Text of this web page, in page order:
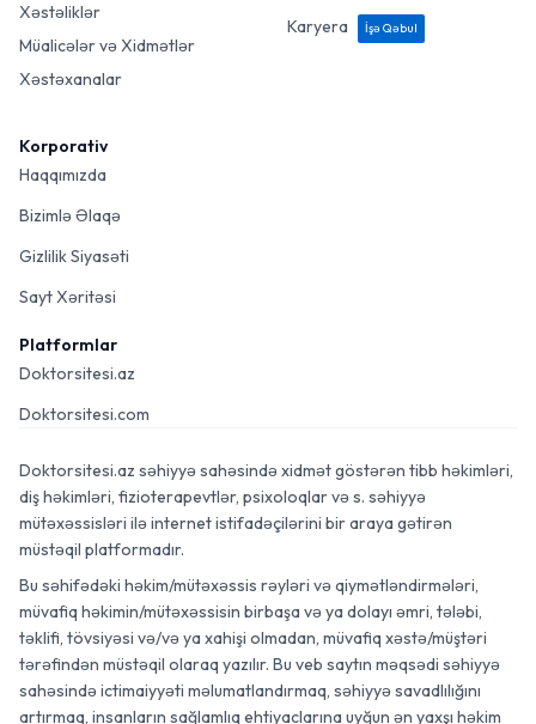
Xəstəliklər
Müalicələr və Xidmətlər
Xəstəxanalar
Karyera
İşə Qəbul
Korporativ
Haqqımızda
Bizimlə Əlaqə
Gizlilik Siyasəti
Sayt Xəritəsi
Platformlar
Doktorsitesi.az
Doktorsitesi.com
Doktorsitesi.az səhiyyə sahəsində xidmət göstərən tibb həkimləri,
diş həkimləri, fizioterapevtlər, psixoloqlar və s. səhiyyə
mütəxəssisləri ilə internet istifadəçilərini bir araya gətirən
müstəqil platformadır.
Bu səhifədəki həkim/mütəxəssis rəyləri və qiymətləndirmələri,
müvafiq həkimin/mütəxəssisin birbaşa və ya dolayı əmri, tələbi,
təklifi, tövsiyəsi və/və ya xahişi olmadan, müvafiq xəstə/müştəri
tərəfindən müstəqil olaraq yazılır. Bu veb saytın məqsədi səhiyyə
sahəsində ictimaiyyəti məlumatlandırmaq, səhiyyə savadlılığını
artırmaq, insanların sağlamlıq ehtiyaclarına uyğun ən yaxşı həkim